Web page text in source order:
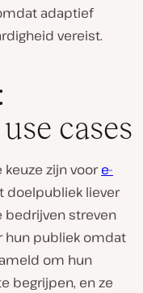
adaptief
vereist.
cases
zijn voore-
doelpubliek liever
bedrijven streven
hun publiek omdat
om hun
begrijpen, en ze